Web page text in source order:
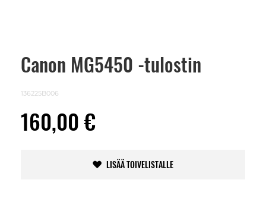
Canon MG5450 -tulostin
136225B006
160,00 €
LISÄÄ TOIVELISTALLE
Skip
images
gallery